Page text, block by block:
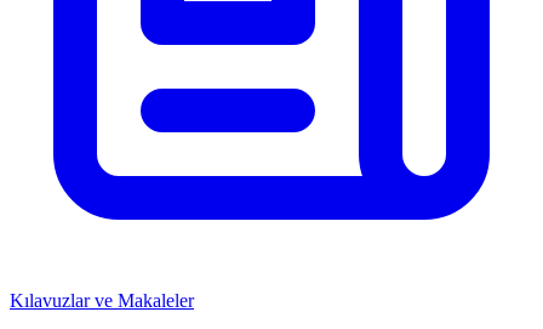
Kılavuzlar ve Makaleler